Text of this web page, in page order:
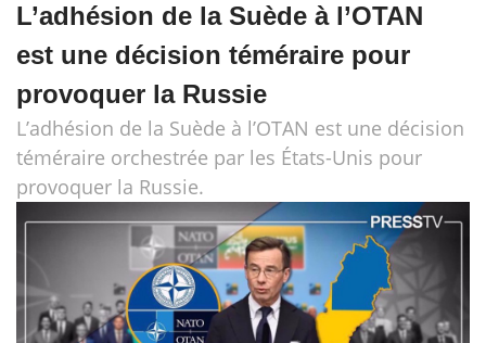
L’adhésion de la Suède à l’OTAN
est une décision téméraire pour
provoquer la Russie
L’adhésion de la Suède à l’OTAN est une décision
téméraire orchestrée par les États-Unis pour
provoquer la Russie.